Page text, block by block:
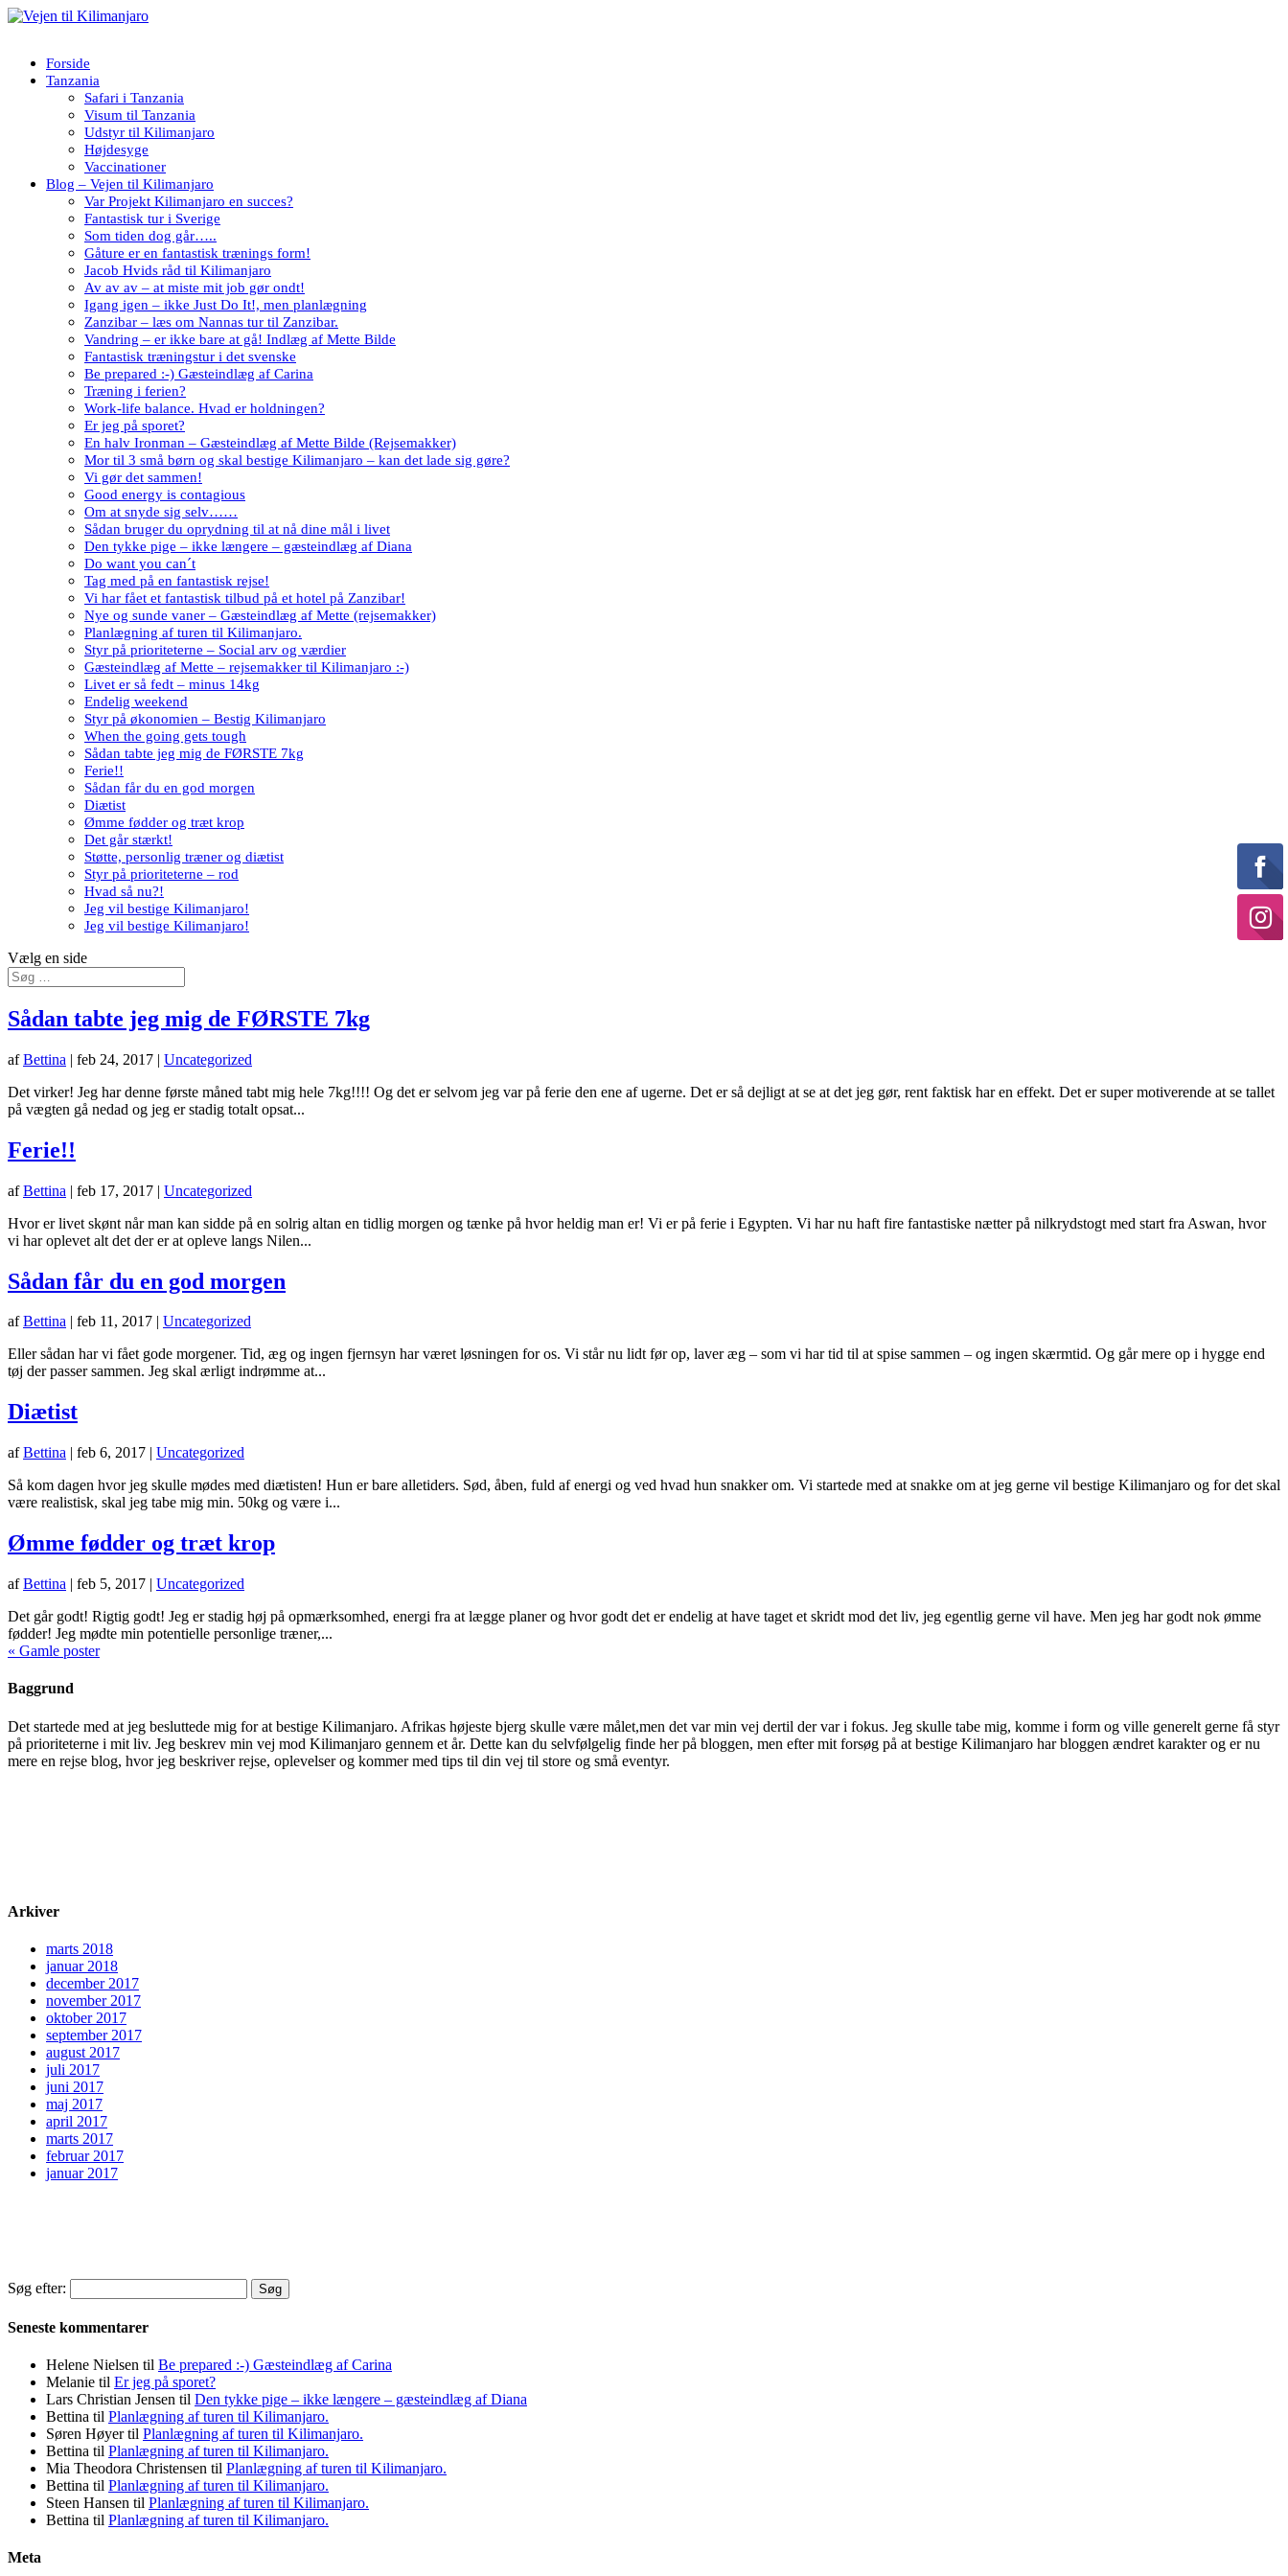
Forside
Tanzania
Safari i Tanzania
Visum til Tanzania
Udstyr til Kilimanjaro
Højdesyge
Vaccinationer
Blog – Vejen til Kilimanjaro
Var Projekt Kilimanjaro en succes?
Fantastisk tur i Sverige
Som tiden dog går…..
Gåture er en fantastisk trænings form!
Jacob Hvids råd til Kilimanjaro
Av av av – at miste mit job gør ondt!
Igang igen – ikke Just Do It!, men planlægning
Zanzibar – læs om Nannas tur til Zanzibar.
Vandring – er ikke bare at gå! Indlæg af Mette Bilde
Fantastisk træningstur i det svenske
Be prepared :-) Gæsteindlæg af Carina
Træning i ferien?
Work-life balance. Hvad er holdningen?
Er jeg på sporet?
En halv Ironman – Gæsteindlæg af Mette Bilde (Rejsemakker)
Mor til 3 små børn og skal bestige Kilimanjaro – kan det lade sig gøre?
Vi gør det sammen!
Good energy is contagious
Om at snyde sig selv……
Sådan bruger du oprydning til at nå dine mål i livet
Den tykke pige – ikke længere – gæsteindlæg af Diana
Do want you can´t
Tag med på en fantastisk rejse!
Vi har fået et fantastisk tilbud på et hotel på Zanzibar!
Nye og sunde vaner – Gæsteindlæg af Mette (rejsemakker)
Planlægning af turen til Kilimanjaro.
Styr på prioriteterne – Social arv og værdier
Gæsteindlæg af Mette – rejsemakker til Kilimanjaro :-)
Livet er så fedt – minus 14kg
Endelig weekend
Styr på økonomien – Bestig Kilimanjaro
When the going gets tough
Sådan tabte jeg mig de FØRSTE 7kg
Ferie!!
Sådan får du en god morgen
Diætist
Ømme fødder og træt krop
Det går stærkt!
Støtte, personlig træner og diætist
Styr på prioriteterne – rod
Hvad så nu?!
Jeg vil bestige Kilimanjaro!
Jeg vil bestige Kilimanjaro!
Vælg en side
Sådan tabte jeg mig de FØRSTE 7kg
afBettina | feb 24, 2017 | Uncategorized
Det virker! Jeg har denne første måned tabt mig hele 7kg!!!! Og det er selvom jeg var på ferie den ene af ugerne. Det er så dejligt at se at det jeg gør, rent faktisk har en effekt. Det er super motiverende at se tallet
på vægten gå nedad og jeg er stadig totalt opsat...
Ferie!!
afBettina | feb 17, 2017 | Uncategorized
Hvor er livet skønt når man kan sidde på en solrig altan en tidlig morgen og tænke på hvor heldig man er! Vi er på ferie i Egypten. Vi har nu haft fire fantastiske nætter på nilkrydstogt med start fra Aswan, hvor
vi har oplevet alt det der er at opleve langs Nilen...
Sådan får du en god morgen
afBettina | feb 11, 2017 | Uncategorized
Eller sådan har vi fået gode morgener. Tid, æg og ingen fjernsyn har været løsningen for os. Vi står nu lidt før op, laver æg – som vi har tid til at spise sammen – og ingen skærmtid. Og går mere op i hygge end
tøj der passer sammen. Jeg skal ærligt indrømme at...
Diætist
afBettina | feb 6, 2017 | Uncategorized
Så kom dagen hvor jeg skulle mødes med diætisten! Hun er bare alletiders. Sød, åben, fuld af energi og ved hvad hun snakker om. Vi startede med at snakke om at jeg gerne vil bestige Kilimanjaro og for det skal
være realistisk, skal jeg tabe mig min. 50kg og være i...
Ømme fødder og træt krop
afBettina | feb 5, 2017 | Uncategorized
Det går godt! Rigtig godt! Jeg er stadig høj på opmærksomhed, energi fra at lægge planer og hvor godt det er endelig at have taget et skridt mod det liv, jeg egentlig gerne vil have. Men jeg har godt nok ømme
fødder! Jeg mødte min potentielle personlige træner,...
« Gamle poster
Baggrund
Det startede med at jeg besluttede mig for at bestige Kilimanjaro. Afrikas højeste bjerg skulle være målet,men det var min vej dertil der var i fokus. Jeg skulle tabe mig, komme i form og ville generelt gerne få styr
på prioriteterne i mit liv. Jeg beskrev min vej mod Kilimanjaro gennem et år. Dette kan du selvfølgelig finde her på bloggen, men efter mit forsøg på at bestige Kilimanjaro har bloggen ændret karakter og er nu
mere en rejse blog, hvor jeg beskriver rejse, oplevelser og kommer med tips til din vej til store og små eventyr.
Arkiver
marts 2018
januar 2018
december 2017
november 2017
oktober 2017
september 2017
august 2017
juli 2017
juni 2017
maj 2017
april 2017
marts 2017
februar 2017
januar 2017
Søg efter:
Seneste kommentarer
Helene Nielsen til Be prepared :-) Gæsteindlæg af Carina
Melanie til Er jeg på sporet?
Lars Christian Jensen til Den tykke pige – ikke længere – gæsteindlæg af Diana
Bettina til Planlægning af turen til Kilimanjaro.
Søren Høyertil Planlægning af turen til Kilimanjaro.
Bettina til Planlægning af turen til Kilimanjaro.
Mia Theodora Christensen til Planlægning af turen til Kilimanjaro.
Bettina til Planlægning af turen til Kilimanjaro.
Steen Hansen til Planlægning af turen til Kilimanjaro.
Bettina til Planlægning af turen til Kilimanjaro.
Meta